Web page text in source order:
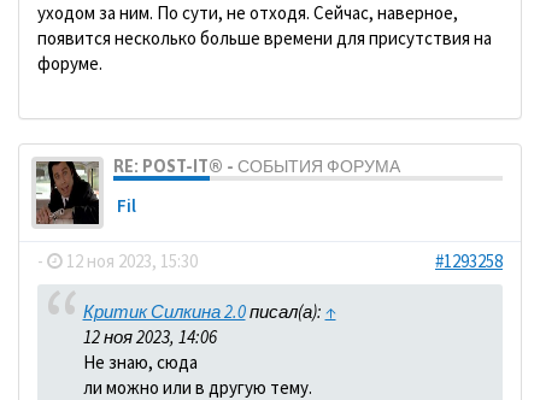
уходом за ним. По сути, не отходя. Сейчас, наверное,
появится несколько больше времени для присутствия на
форуме.
RE: POST-IT® - СОБЫТИЯ ФОРУМА
Fil
- 12 ноя 2023, 15:30 #1293258
Критик Силкина 2.0писал(а): ↑
12 ноя 2023, 14:06
Не знаю, сюда
ли можно или в другую тему.